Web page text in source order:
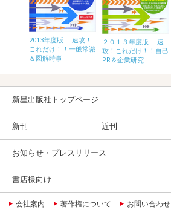
2013年度版 速攻！
これだけ！！一般常識
＆図解時事
２０１３年度版 速
攻！これだけ！！自己
PR＆企業研究
新星出版社トップページ
新刊 近刊
お知らせ・プレスリリース
書店様向け
会社案内 著作権について お問い合わせ